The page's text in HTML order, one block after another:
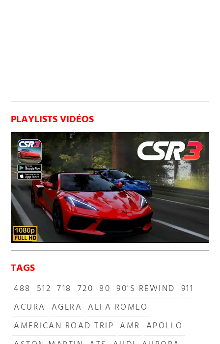
PLAYLISTS VIDÉOS
TAGS
488 512 718 720 80 90'S REWIND 911
ACURA AGERA ALFA ROMEO
AMERICAN ROAD TRIP AMR APOLLO